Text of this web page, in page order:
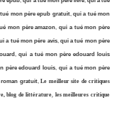
mon père epub gratuit, qui a tué mon
mon père amazon ,qui a tué mon père
a tué mon père avis, qui a tué mon père
,qui a tué mon père edouard louis
père edouard louis qui a tué mon père
roman gratuit, Le meilleur site de critiques
blog de littérature les meilleures critique